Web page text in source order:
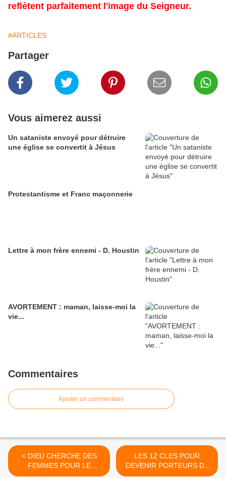
reflètent parfaitement l'image du Seigneur.
#ARTICLES
Partager
Vous aimerez aussi
Un sataniste envoyé pour détruire
une église se convertit à Jésus
Protestantisme et Franc maçonnerie
Lettre à mon frère ennemi - D. Houstin
AVORTEMENT : maman, laisse-moi la
vie...
Commentaires
Ajouter un commentaire
< DIEU CHERCHE DES
FEMMES POUR LE
SANCTUAIRE
LES 12 CLES POUR
DEVENIR PORTEURS DE
VIE >